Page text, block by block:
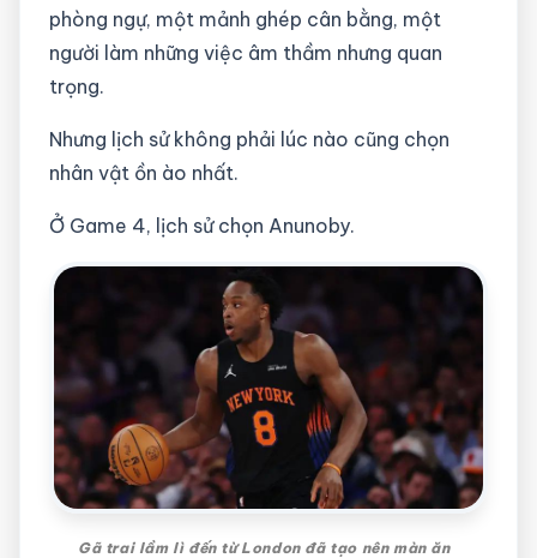
phòng ngự, một mảnh ghép cân bằng, một
người làm những việc âm thầm nhưng quan
trọng.
Nhưng lịch sử không phải lúc nào cũng chọn
nhân vật ồn ào nhất.
Ở Game 4, lịch sử chọn Anunoby.
Gã trai lầm lì đến từ London đã tạo nên màn ăn